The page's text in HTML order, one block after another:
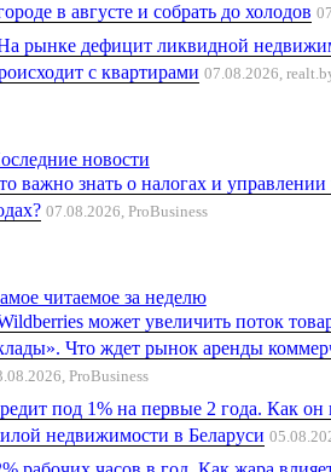
в августе и собрать до холодов
рынке дефицит ликвидной
с квартирами 07.08.2026,
новости
важно знать о налогах и
07.08.2026, ProBusiness
читаемое за неделю
может увеличить поток
Что ждет рынок аренды
ProBusiness
под 1% на первые 2 года. Как он
недвижимости в Беларуси